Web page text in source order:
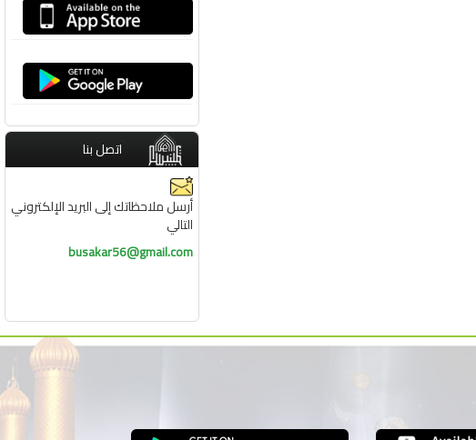
اتصل بنا
أرسل ملاحظاتك إلى البريد الإلكتروني
التالي
busakar56@gmail.com